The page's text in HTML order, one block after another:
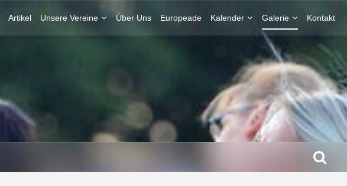
Artikel Unsere Vereine Über Uns Europeade Kalender Galerie Kontakt